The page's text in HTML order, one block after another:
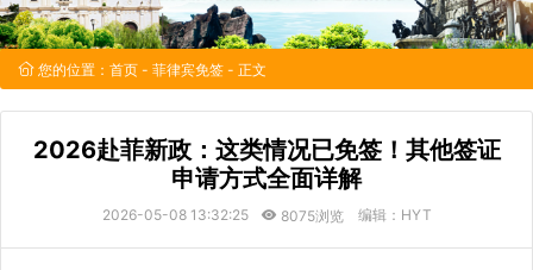
您的位置： 首页 - 菲律宾免签 - 正文
2026赴菲新政：这类情况已免签！其他签证
申请方式全面详解
2026-05-08 13:32:25 8075浏览 编辑：HYT